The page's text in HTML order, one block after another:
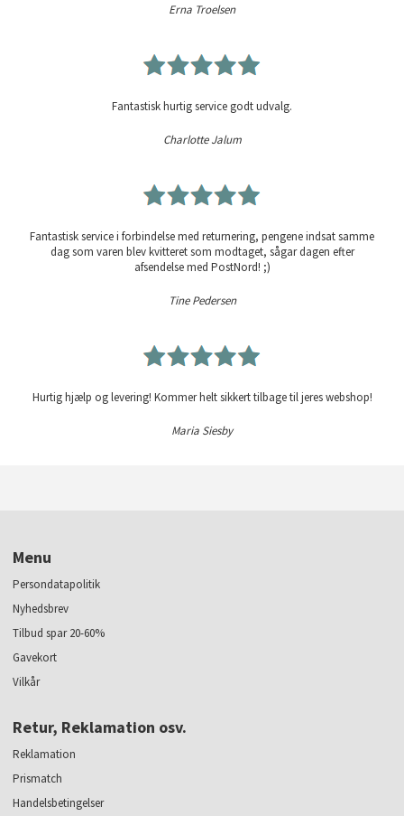
Erna Troelsen
Fantastisk hurtig service godt udvalg.
Charlotte Jalum
Fantastisk service i forbindelse med returnering, pengene indsat samme
dag som varen blev kvitteret som modtaget, sågar dagen efter
afsendelse med PostNord! ;)
Tine Pedersen
Hurtig hjælp og levering! Kommer helt sikkert tilbage til jeres webshop!
Maria Siesby
Menu
Persondatapolitik
Nyhedsbrev
Tilbud spar 20-60%
Gavekort
Vilkår
Retur, Reklamation osv.
Reklamation
Prismatch
Handelsbetingelser